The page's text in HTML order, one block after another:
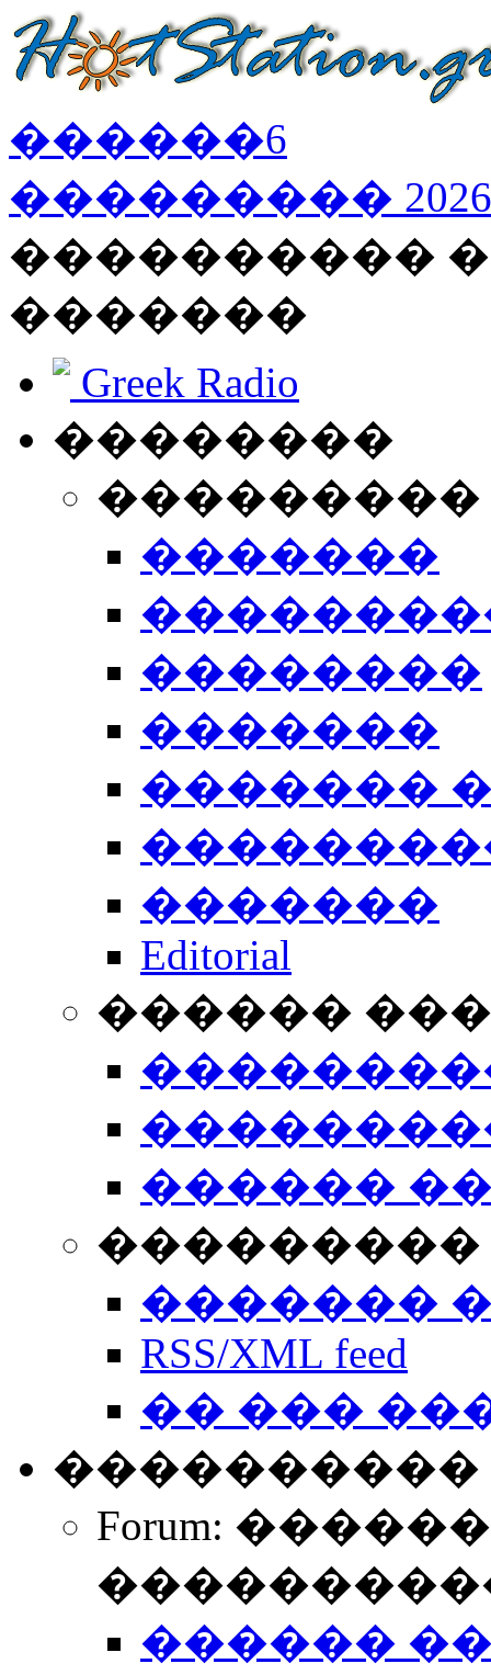
������6
��������� 2026
����������
�������
Greek Radio
��������
�������
��������
�������
�������
�������
Editorial
������
������
���������
�������
RSS/XML feed
�� ���
����������
Forum:
������